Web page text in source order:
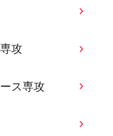
攻
ス専攻